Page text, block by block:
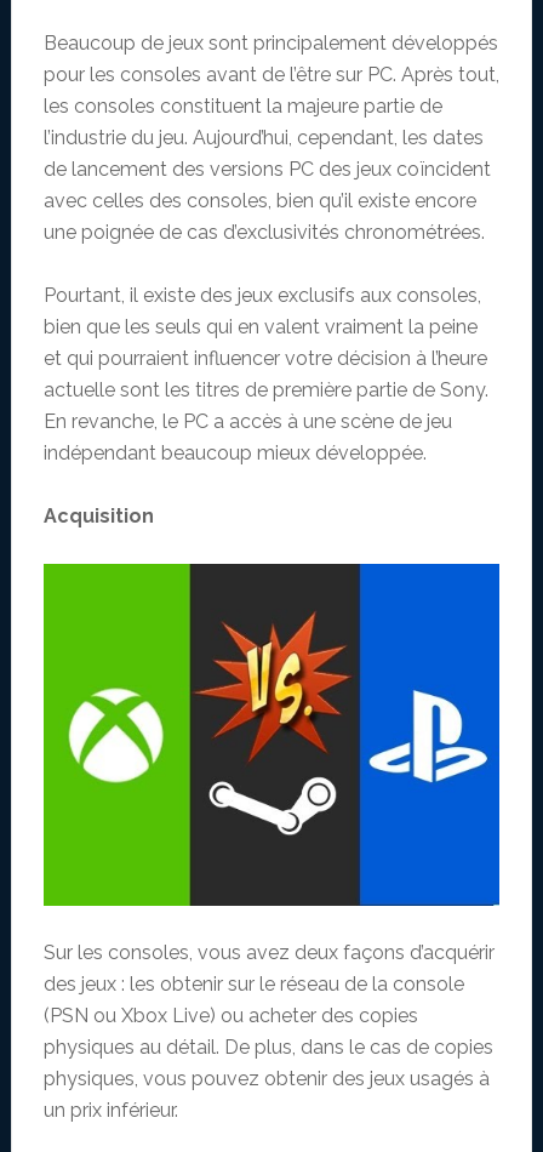
Beaucoup de jeux sont principalement développés
pour les consoles avant de l’être sur PC. Après tout,
les consoles constituent la majeure partie de
l’industrie du jeu. Aujourd’hui, cependant, les dates
de lancement des versions PC des jeux coïncident
avec celles des consoles, bien qu’il existe encore
une poignée de cas d’exclusivités chronométrées.
Pourtant, il existe des jeux exclusifs aux consoles,
bien que les seuls qui en valent vraiment la peine
et qui pourraient influencer votre décision à l’heure
actuelle sont les titres de première partie de Sony.
En revanche, le PC a accès à une scène de jeu
indépendant beaucoup mieux développée.
Acquisition
Sur les consoles, vous avez deux façons d’acquérir
des jeux : les obtenir sur le réseau de la console
(PSN ou Xbox Live) ou acheter des copies
physiques au détail. De plus, dans le cas de copies
physiques, vous pouvez obtenir des jeux usagés à
un prix inférieur.